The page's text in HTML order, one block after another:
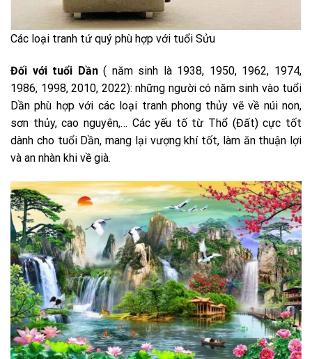
Các loại tranh tứ quý phù hợp với tuổi Sửu
Đối với tuổi Dần( năm sinh là 1938, 1950, 1962, 1974,
1986, 1998, 2010, 2022): những người có năm sinh vào tuổi
Dần phù hợp với các loại tranh phong thủy vẽ về núi non,
sơn thủy, cao nguyên,… Các yếu tố từ Thổ (Đất) cực tốt
dành cho tuổi Dần, mang lại vượng khí tốt, làm ăn thuận lợi
và an nhàn khi về già.